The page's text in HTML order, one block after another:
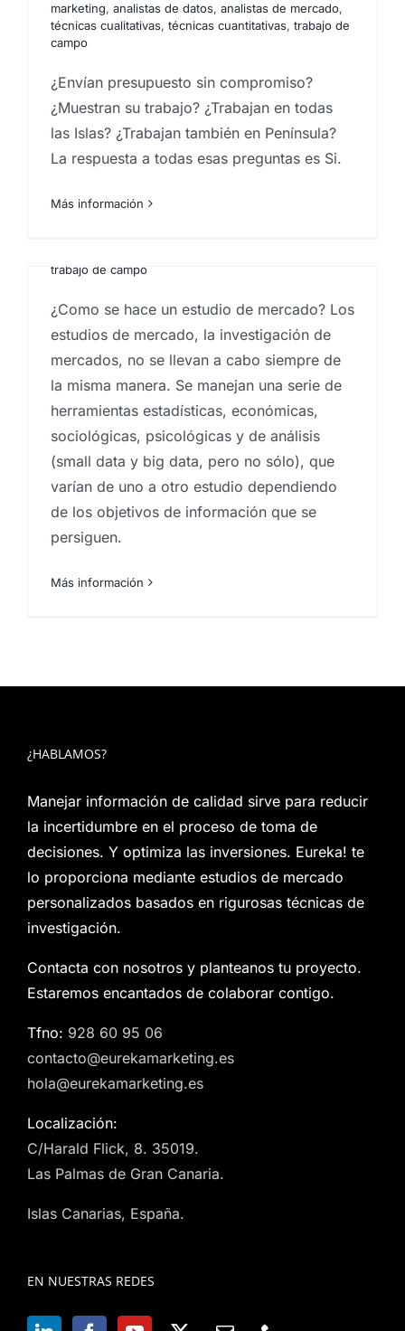
marketing, analistas de datos, analistas de mercado,
técnicas cualitativas, técnicas cuantitativas, trabajo de
campo
¿Envían presupuesto sin compromiso?
¿Muestran su trabajo? ¿Trabajan en todas
las Islas? ¿Trabajan también en Península?
La respuesta a todas esas preguntas es Si.
Más información
Como se hace un estudio
trabajo de campo
¿Como se hace un estudio de mercado? Los
estudios de mercado, la investigación de
mercados, no se llevan a cabo siempre de
la misma manera. Se manejan una serie de
herramientas estadísticas, económicas,
sociológicas, psicológicas y de análisis
(small data y big data, pero no sólo), que
varían de uno a otro estudio dependiendo
de los objetivos de información que se
persiguen.
Más información
¿HABLAMOS?
Manejar información de calidad sirve para reducir
la incertidumbre en el proceso de toma de
decisiones. Y optimiza las inversiones. Eureka! te
lo proporciona mediante estudios de mercado
personalizados basados en rigurosas técnicas de
investigación.
Contacta con nosotros y planteanos tu proyecto.
Estaremos encantados de colaborar contigo.
Tfno: 928 60 95 06
contacto@eurekamarketing.es
hola@eurekamarketing.es
Localización:
C/Harald Flick, 8. 35019.
Las Palmas de Gran Canaria.
Islas Canarias, España.
EN NUESTRAS REDES